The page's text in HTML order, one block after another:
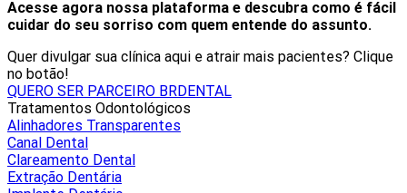
Acesse agora nossa plataforma e descubra como é fácil
cuidar do seu sorriso com quem entende do assunto.
Quer divulgar sua clínica aqui e atrair mais pacientes? Clique
no botão!
QUERO SER PARCEIRO BRDENTAL
Tratamentos Odontológicos
Alinhadores Transparentes
Canal Dental
Clareamento Dental
Extração Dentária